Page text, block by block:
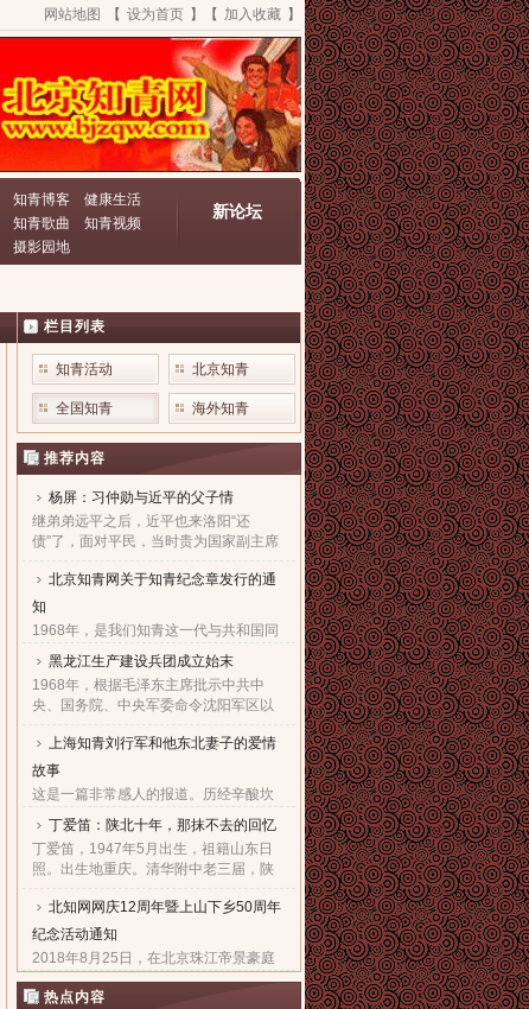
网站地图 【 设为首页 】【 加入收藏 】
知青博客
健康生活
知青歌曲
知青视频
摄影园地
新论坛
栏目列表
知青活动 北京知青
全国知青 海外知青
推荐内容
杨屏：习仲勋与近平的父子情
继弟弟远平之后，近平也来洛阳“还
债”了，面对平民，当时贵为国家副主席
的他，几乎90度的庄严一躬，鞠出了习
家父子对天下老百姓的良心！也鞠出了
习仲勋与近平撼人心魄的父......
北京知青网关于知青纪念章发行的通
知
1968年，是我们知青这一代与共和国同
命运共前进的同龄人值得隆重纪念的一
年。因为，知青这个在特殊历史时期产
生的特殊群体，在共和国发展的史册
上，以自己的青春、热血和忠......
黑龙江生产建设兵团成立始末
1968年，根据毛泽东主席批示中共中
央、国务院、中央军委命令沈阳军区以
原东北农垦总局所属农场为基础，组建
黑龙江生产建设兵团，在黑龙江省边境
地区执行“屯垦戍边”任务。......
上海知青刘行军和他东北妻子的爱情
故事
这是一篇非常感人的报道。历经辛酸坎
坷，终于同18年前的爱人生活到了一
起，黑龙江省五大连池市女子王亚文和
知青刘行军之间的动人爱情故事，演绎
了生活版的“小芳的故事”。......
丁爱笛：陕北十年，那抹不去的回忆
丁爱笛，1947年5月出生，祖籍山东日
照。出生地重庆。清华附中老三届，陕
北延川插队十年，做过四年生产队长，
四年大队书记兼公社副书记。1978年恢
复高考进入上海工业大学。现......
北知网网庆12周年暨上山下乡50周年
纪念活动通知
2018年8月25日，在北京珠江帝景豪庭
酒店二楼举办盛大隆重的“庆祝北京知青
网成立十二周年暨纪念上山下乡五十周
热点内容